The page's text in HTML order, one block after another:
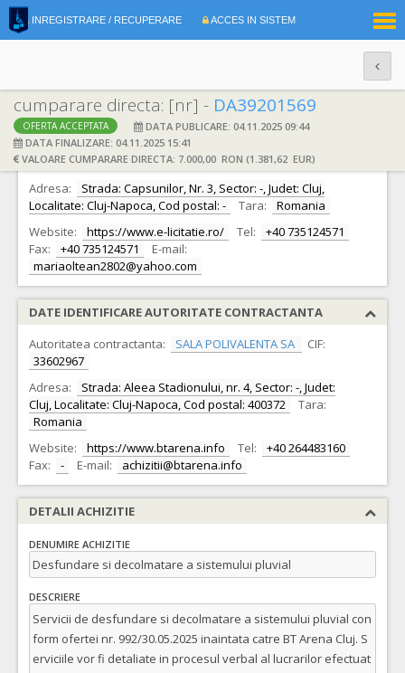
INREGISTRARE / RECUPERARE ACCES IN SISTEM
cumparare directa: [nr] - DA39201569
OFERTA ACCEPTATA
DATA PUBLICARE: 04.11.2025 09:44
DATA FINALIZARE: 04.11.2025 15:41
VALOARE CUMPARARE DIRECTA: 7.000,00 RON (1.381,62 EUR)
DATE IDENTIFICARE OFERTANT
Ofertant: S.C. CCM PRO CONSTRUCT S.R.L. CIF: 52144777
Adresa:
Strada: Capsunilor, Nr. 3, Sector: -, Judet: Cluj,
Localitate: Cluj-Napoca, Cod postal: -
Tara:
Romania
Website:
https://www.e-licitatie.ro/ Tel:
+40 735124571
Fax:
+40 735124571
E-mail:
mariaoltean2802@yahoo.com
DATE IDENTIFICARE AUTORITATE CONTRACTANTA
Autoritatea contractanta:
SALA POLIVALENTA SA
CIF:
33602967
Adresa:
Strada: Aleea Stadionului, nr. 4, Sector: -, Judet:
Cluj, Localitate: Cluj-Napoca, Cod postal: 400372
Tara:
Romania
Website:
https://www.btarena.info Tel:
+40 264483160
Fax:
- E-mail: achizitii@btarena.info
DETALII ACHIZITIE
DENUMIRE ACHIZITIE
Desfundare si decolmatare a sistemului pluvial
DESCRIERE
Servicii de desfundare si decolmatare a sistemului pluvial con
form ofertei nr. 992/30.05.2025 inaintata catre BT Arena Cluj. S
erviciile vor fi detaliate in procesul verbal al lucrarilor efectuat